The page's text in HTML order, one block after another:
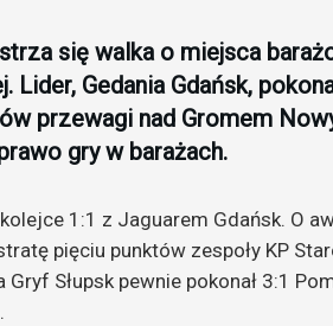
się walka o miejsca
Gedania Gdańsk,
przewagi nad Gromem
gry w barażach.
1:1 z Jaguarem Gdańsk. O
pięciu punktów zespoły KP
Słupsk pewnie pokonał 3:1